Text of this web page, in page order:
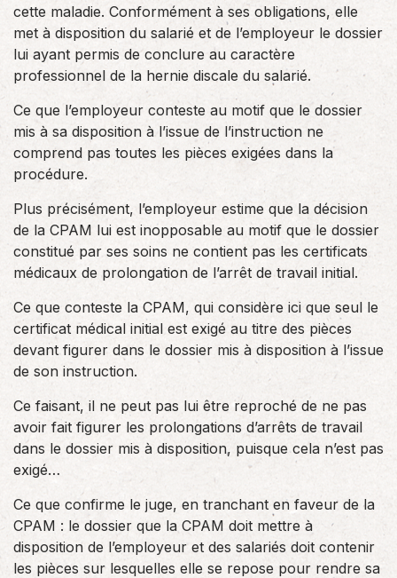
cette maladie. Conformément à ses obligations, elle
met à disposition du salarié et de l’employeur le dossier
lui ayant permis de conclure au caractère
professionnel de la hernie discale du salarié.
Ce que l’employeur conteste au motif que le dossier
mis à sa disposition à l’issue de l’instruction ne
comprend pas toutes les pièces exigées dans la
procédure.
Plus précisément, l’employeur estime que la décision
de la CPAM lui est inopposable au motif que le dossier
constitué par ses soins ne contient pas les certificats
médicaux de prolongation de l’arrêt de travail initial.
Ce que conteste la CPAM, qui considère ici que seul le
certificat médical initial est exigé au titre des pièces
devant figurer dans le dossier mis à disposition à l’issue
de son instruction.
Ce faisant, il ne peut pas lui être reproché de ne pas
avoir fait figurer les prolongations d’arrêts de travail
dans le dossier mis à disposition, puisque cela n’est pas
exigé…
Ce que confirme le juge, en tranchant en faveur de la
CPAM : le dossier que la CPAM doit mettre à
disposition de l’employeur et des salariés doit contenir
les pièces sur lesquelles elle se repose pour rendre sa